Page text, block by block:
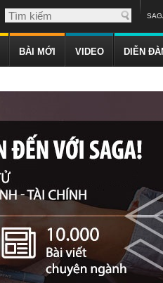
BÀI MỚI VIDEO DIỄN